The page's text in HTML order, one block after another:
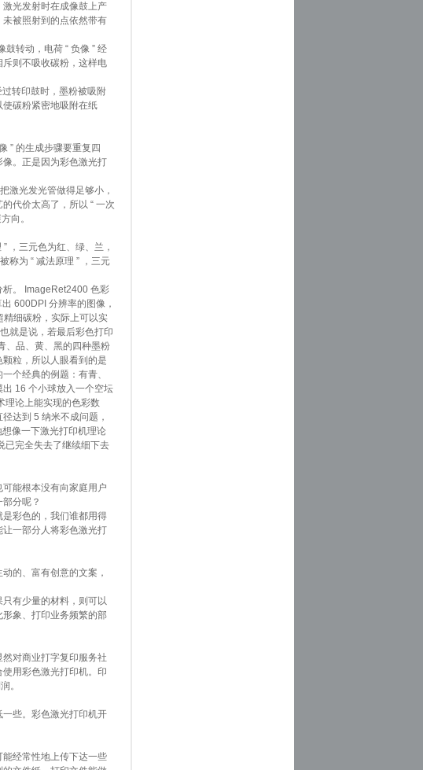
光发射时在成像鼓上产
被照射到的点依然带有
转动，电荷 “ 负像 ” 经
则不吸收碳粉，这样电
转印鼓时，墨粉被吸附
碳粉紧密地吸附在纸
” 的生成步骤要重复四
。正是因为彩色激光打
激光发光管做得足够小，
代价太高了，所以 “ 一次
向。
，三元色为红、绿、兰，
称为 “ 减法原理 ” ，三元
。 ImageRet2400 色彩
600DPI 分辨率的图像，
细碳粉，实际上可以实
就是说，若最后彩色打印
、品、黄、黑的四种墨粉
粒，所以人眼看到的是
个经典的例题：有青、
16 个小球放入一个空坛
理论上能实现的色彩数
达到 5 纳米不成问题，
像一下激光打印机理论
已完全失去了继续细下去
能根本没有向家庭用户
分呢？
彩色的，我们谁都用得
一部分人将彩色激光打
的、富有创意的文案，
有少量的材料，则可以
象、打印业务频繁的部
对商业打字复印服务社
用彩色激光打印机。印
。
些。彩色激光打印机开
能经常性地上传下达一些